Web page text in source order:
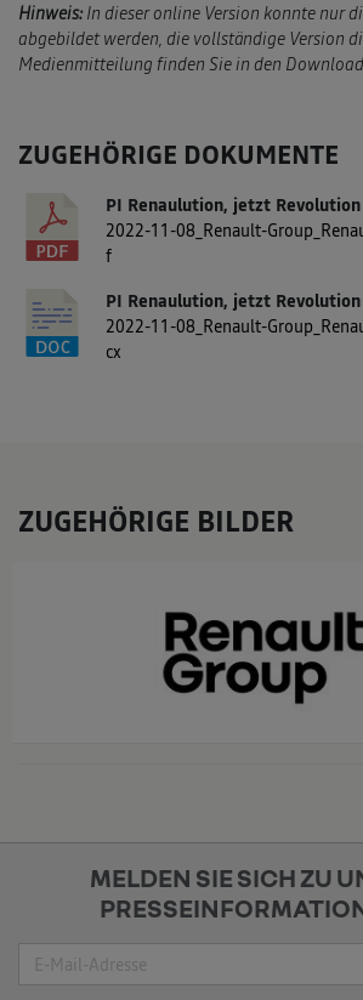
Hinweis:In dieser online Version konnte nur
abgebildet werden, die vollständige Version
Medienmitteilung finden Sie in den
ZUGEHÖRIGE DOKUMENTE
PI Renaulution, jetzt Revolution
2022-11-08_Renault-
f
PI Renaulution, jetzt Revolution
2022-11-08_Renault-
cx
ZUGEHÖRIGE BILDER
MELDEN SIE SICH ZU
Suche